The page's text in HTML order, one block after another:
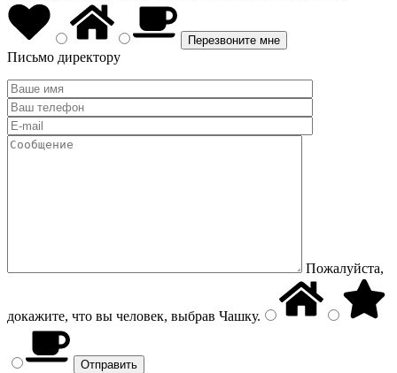
Письмо директору
Пожалуйста,
докажите, что вы человек, выбрав Чашку.